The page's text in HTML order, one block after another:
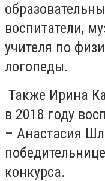
воспитатели,
учителя по
логопеды.
Также Ирина
в 2018 году
– Анастасия
конкурса.